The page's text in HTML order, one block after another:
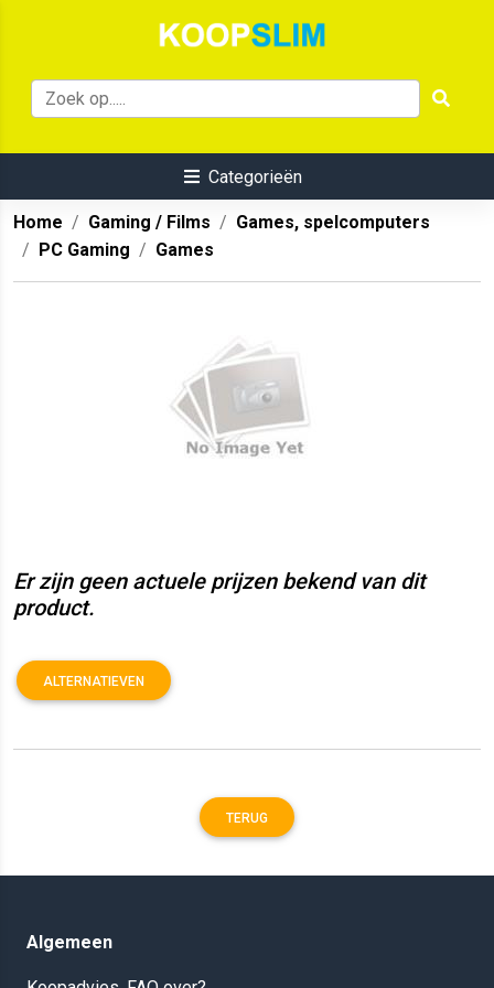
Categorieën
Home Gaming / Films
Games, spelcomputers
PC Gaming
Games
Er zijn geen actuele prijzen bekend van dit
product.
ALTERNATIEVEN
TERUG
Algemeen